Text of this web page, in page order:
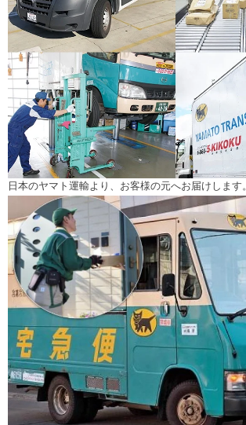
日本のヤマト運輸より、お客様の元へお届けします。